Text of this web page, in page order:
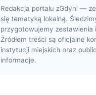
Redakcja portalu zGdyni —
się tematyką lokalną.
przygotowujemy zestawienia
Źródłem treści są oficjalne
instytucji miejskich oraz
informacje.